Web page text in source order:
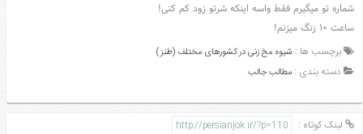
ورزش
شماره تو میگیرم فقط واسه اینکه شرتو زود کم کنی!
ساعت ۱۰ زنگ میزنم!
برچسب ها : شیوه مخ زنی در کشورهای مختلف (طنز)
دسته بندی : مطالب جالب
لینک کوتاه :